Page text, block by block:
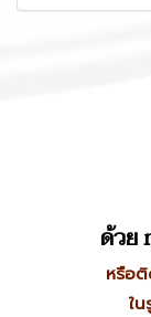
ด้วย
หรือ
ใ